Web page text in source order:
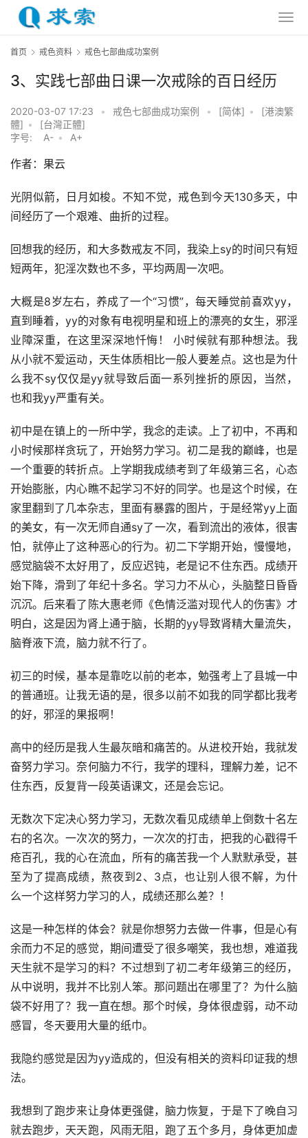
首页 戒色资料 戒色七部曲成功案例
3、实践七部曲日课一次戒除的百日经历
2020-03-07 17:23 • 戒色七部曲成功案例 • [简体] •
[港澳繁
體] •
[台灣正體]
字号:
A- • A+
作者：果云
光阴似箭，日月如梭。不知不觉，戒色到今天130多天，中
间经历了一个艰难、曲折的过程。
回想我的经历，和大多数戒友不同，我染上sy的时间只有短
短两年，犯淫次数也不多，平均两周一次吧。
大概是8岁左右，养成了一个“习惯”，每天睡觉前喜欢yy，
直到睡着，yy的对象有电视明星和班上的漂亮的女生，邪淫
业障深重，在这里深深地忏悔！ 小时候就有那种想法。我
从小就不爱运动，天生体质相比一般人要差点。这也是为什
么我不sy仅仅是yy就导致后面一系列挫折的原因，当然，
也和我yy严重有关。
初中是在镇上的一所中学，我念的走读。上了初中，不再和
小时候那样贪玩了，开始努力学习。初二是我的巅峰，也是
一个重要的转折点。上学期我成绩考到了年级第三名，心态
开始膨胀，内心瞧不起学习不好的同学。也是这个时候，在
家里翻到了几本杂志，里面有暴露的图片，于是经常yy上面
的美女，有一次无师自通sy了一次，看到流出的液体，很害
怕，就停止了这种恶心的行为。初二下学期开始，慢慢地，
感觉脑袋不太好用了，反应迟钝，老是记不住东西。成绩开
始下降，滑到了年纪十多名。学习力不从心，头脑整日昏昏
沉沉。后来看了陈大惠老师《色情泛滥对现代人的伤害》才
明白，这是因为肾上通于脑，长期的yy导致肾精大量流失，
脑脊液下流，脑力就不行了。
初三的时候，基本是靠吃以前的老本，勉强考上了县城一中
的普通班。让我无语的是，很多以前不如我的同学都比我考
的好，邪淫的果报啊！
高中的经历是我人生最灰暗和痛苦的。从进校开始，我就发
奋努力学习。奈何脑力不行，我学的理科，理解力差，记不
住东西，反复背一段英语课文，还是会忘记。
无数次下定决心努力学习，无数次看见成绩单上倒数十名左
右的名次。一次次的努力，一次次的打击，把我的心戳得千
疮百孔，我的心在流血，所有的痛苦我一个人默默承受，甚
至为了提高成绩，熬夜到2、3点，也让别人很不解，为什
么一个这样努力学习的人，成绩还那么差？！
这是一种怎样的体会？就是你想努力去做一件事，但是心有
余而力不足的感觉，期间遭受了很多嘲笑，我也想，难道我
天生就不是学习的料？不过想到了初二考年级第三的经历，
从中说明，我并不比别人笨。那问题出在哪里了？为什么脑
袋不好用了？我一直在想。那个时候，身体很虚弱，动不动
感冒，冬天要用大量的纸巾。
我隐约感觉是因为yy造成的，但没有相关的资料印证我的想
法。
我想到了跑步来让身体更强健，脑力恢复，于是下了晚自习
就去跑步，天天跑，风雨无阻，跑了五个多月，身体更加虚